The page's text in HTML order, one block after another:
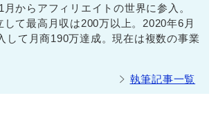
からアフィリエイトの世界に参入。
して最高月収は200万以上。2020年6月
して月商190万達成。現在は複数の事業
執筆記事一覧